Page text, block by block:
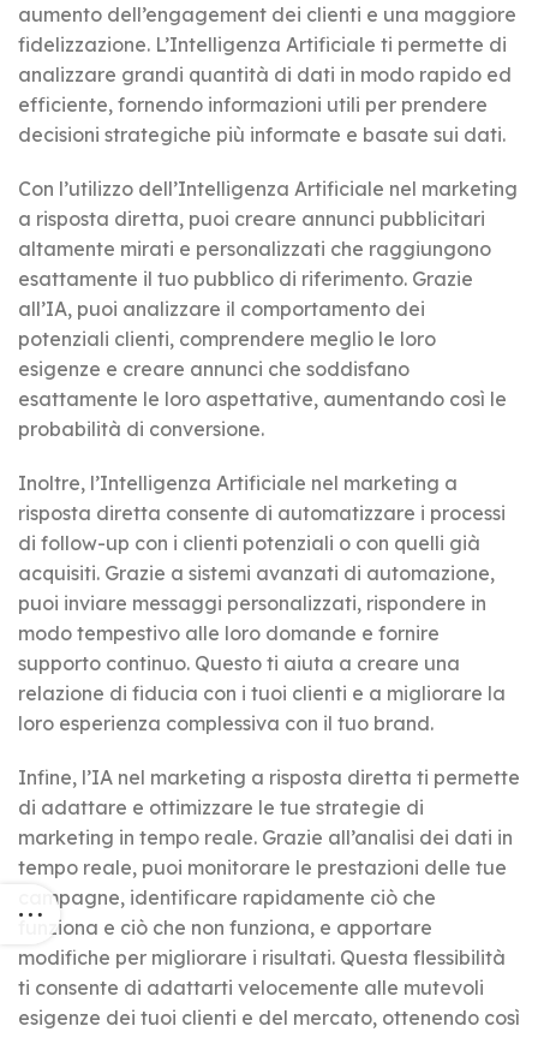
aumento dell’engagement dei clienti e una maggiore
fidelizzazione. L’Intelligenza Artificiale ti permette di
analizzare grandi quantità di dati in modo rapido ed
efficiente, fornendo informazioni utili per prendere
decisioni strategiche più informate e basate sui dati.
Con l’utilizzo dell’Intelligenza Artificiale nel marketing
a risposta diretta, puoi creare annunci pubblicitari
altamente mirati e personalizzati che raggiungono
esattamente il tuo pubblico di riferimento. Grazie
all’IA, puoi analizzare il comportamento dei
potenziali clienti, comprendere meglio le loro
esigenze e creare annunci che soddisfano
esattamente le loro aspettative, aumentando così le
probabilità di conversione.
Inoltre, l’Intelligenza Artificiale nel marketing a
risposta diretta consente di automatizzare i processi
di follow-up con i clienti potenziali o con quelli già
acquisiti. Grazie a sistemi avanzati di automazione,
puoi inviare messaggi personalizzati, rispondere in
modo tempestivo alle loro domande e fornire
supporto continuo. Questo ti aiuta a creare una
relazione di fiducia con i tuoi clienti e a migliorare la
loro esperienza complessiva con il tuo brand.
Infine, l’IA nel marketing a risposta diretta ti permette
di adattare e ottimizzare le tue strategie di
marketing in tempo reale. Grazie all’analisi dei dati in
tempo reale, puoi monitorare le prestazioni delle tue
campagne, identificare rapidamente ciò che
funziona e ciò che non funziona, e apportare
modifiche per migliorare i risultati. Questa flessibilità
ti consente di adattarti velocemente alle mutevoli
esigenze dei tuoi clienti e del mercato, ottenendo così